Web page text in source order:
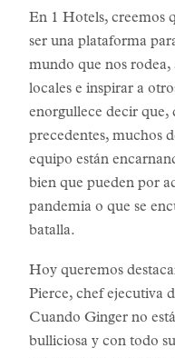
En 1 Hotels, creemos
ser una plataforma
mundo que nos rodea,
locales e inspirar a
enorgullece decir que,
precedentes, muchos
equipo están
bien que pueden por
pandemia o que se
batalla.
Hoy queremos
Pierce, chef ejecutiva
Cuando Ginger no
bulliciosa y con todo